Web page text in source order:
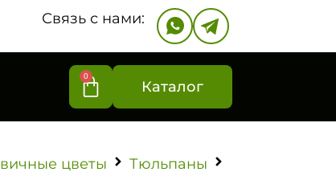
Связь с нами:
0
Каталог
цветы
Тюльпаны